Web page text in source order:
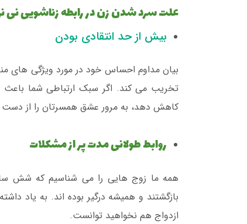
علت سرد شدن زن در رابطه زناشویی
بیش از حد انتقادی بودن
بیان مداوم احساس خود در مورد ویژگی های
تخریب می کند. اگر سبک ارتباطی شما
کاهش دهد، به مرور عشق همسرتان را از
روابط طولانی مدت پر از مشکلات
همه ما زوج هایی را می شناسیم که شش
بازگشتند و همیشه درگیر بوده اند. به یاد
ازدواج هم نخواهید توانست.